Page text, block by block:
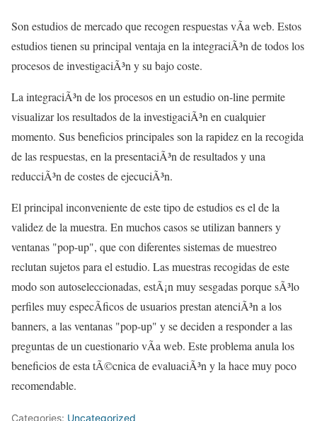
Son estudios de mercado que recogen respuestas vÃ­a web. Estos
estudios tienen su principal ventaja en la integraciÃ³n de todos los
procesos de investigaciÃ³n y su bajo coste.
La integraciÃ³n de los procesos en un estudio on-line permite
visualizar los resultados de la investigaciÃ³n en cualquier
momento. Sus beneficios principales son la rapidez en la recogida
de las respuestas, en la presentaciÃ³n de resultados y una
reducciÃ³n de costes de ejecuciÃ³n.
El principal inconveniente de este tipo de estudios es el de la
validez de la muestra. En muchos casos se utilizan banners y
ventanas "pop-up", que con diferentes sistemas de muestreo
reclutan sujetos para el estudio. Las muestras recogidas de este
modo son autoseleccionadas, estÃ¡n muy sesgadas porque sÃ³lo
perfiles muy especÃ­ficos de usuarios prestan atenciÃ³n a los
banners, a las ventanas "pop-up" y se deciden a responder a las
preguntas de un cuestionario vÃ­a web. Este problema anula los
beneficios de esta tÃ©cnica de evaluaciÃ³n y la hace muy poco
recomendable.
Categories: Uncategorized